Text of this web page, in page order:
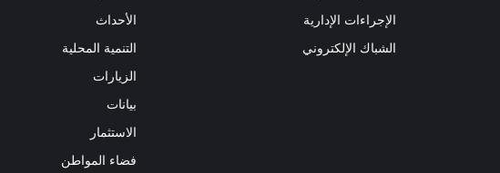
الإجراءات الإدارية
الشباك الإلكتروني
الأحداث
التنمية المحلية
الزيارات
بيانات
الاستثمار
فضاء المواطن